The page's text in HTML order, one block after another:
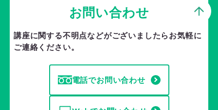
お問い合わせ
講座に関する不明点などがございましたら お気軽に
ご連絡ください。
電話でお問い合わせ